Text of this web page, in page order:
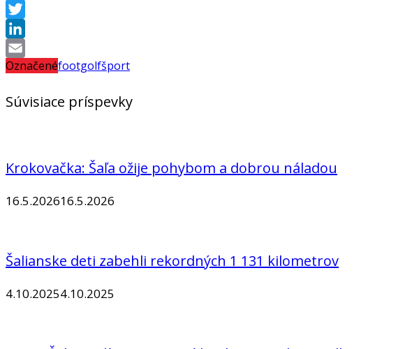
Facebook
Twitter
LinkedIn
Email
Označenéfootgolfšport
Súvisiace príspevky
Krokovačka: Šaľa ožije pohybom a dobrou náladou
16.5.202616.5.2026
Šalianske deti zabehli rekordných 1 131 kilometrov
4.10.20254.10.2025